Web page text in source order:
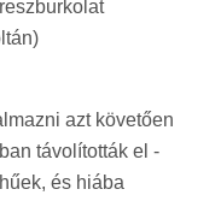
azt követően
távolították el -
és hiába